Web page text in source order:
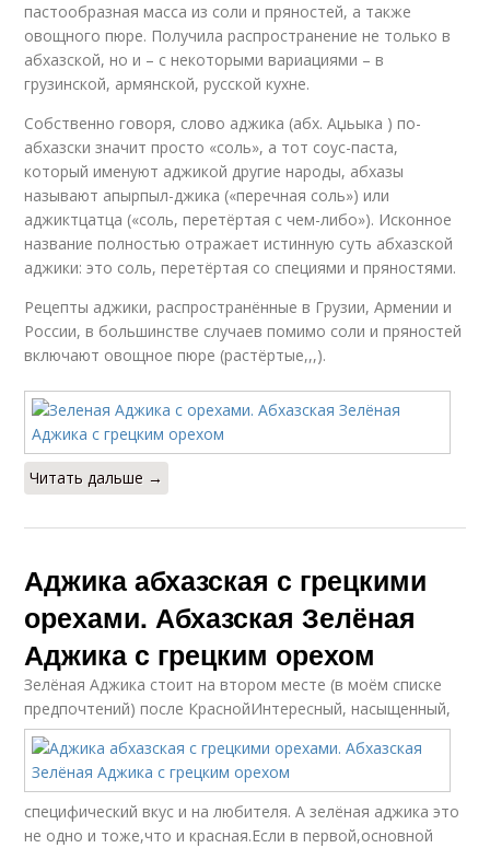
пастообразная масса из соли и пряностей, а также
овощного пюре. Получила распространение не только в
абхазской, но и – с некоторыми вариациями – в
грузинской, армянской, русской кухне.
Собственно говоря, слово аджика (абх. Аџьыка ) по-
абхазски значит просто «соль», а тот соус-паста,
который именуют аджикой другие народы, абхазы
называют апырпыл-джика («перечная соль») или
аджиктцатца («соль, перетёртая с чем-либо»). Исконное
название полностью отражает истинную суть абхазской
аджики: это соль, перетёртая со специями и пряностями.
Рецепты аджики, распространённые в Грузии, Армении и
России, в большинстве случаев помимо соли и пряностей
включают овощное пюре (растёртые,,,).
Читать дальше →
Аджика абхазская с грецкими
орехами. Абхазская Зелёная
Аджика с грецким орехом
Зелёная Аджика стоит на втором месте (в моём списке
предпочтений) после КраснойИнтересный, насыщенный,
специфический вкус и на любителя. А зелёная аджика это
не одно и тоже,что и красная.Если в первой,основной